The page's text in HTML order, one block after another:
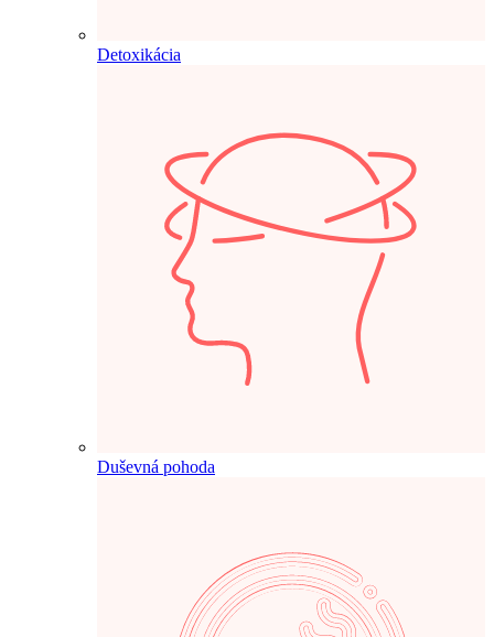
Detoxikácia
Duševná pohoda